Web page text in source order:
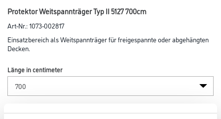
Protektor Weitspannträger Typ II 5127 700cm
Art-Nr.:1073-002817
Einsatzbereich als Weitspannträger für freigespannte oder abgehängten
Decken.
Länge in centimeter